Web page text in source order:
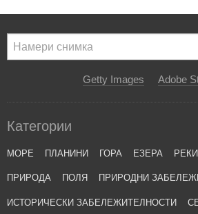
Getty Images Adobe
Категории
МОРЕ ПЛАНИНИ ГОРА ЕЗЕРА РЕКИ
ПРИРОДА ПОЛЯ ПРИРОДНИ
ИСТОРИЧЕСКИ ЗАБЕЛЕЖИТЕЛНОСТИ